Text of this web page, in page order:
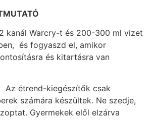
kanál Warcry-t és 200-300 ml vizet
és fogyaszd el, amikor
és kitartásra van
Az étrend-kiegészítők csak
számára készültek. Ne szedje,
Gyermekek elől elzárva